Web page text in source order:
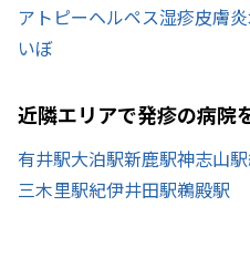
アトピーヘルペス湿疹皮膚炎
いぼ
近隣エリアで発疹の病院
有井駅大泊駅新鹿駅神志山駅
三木里駅紀伊井田駅鵜殿駅